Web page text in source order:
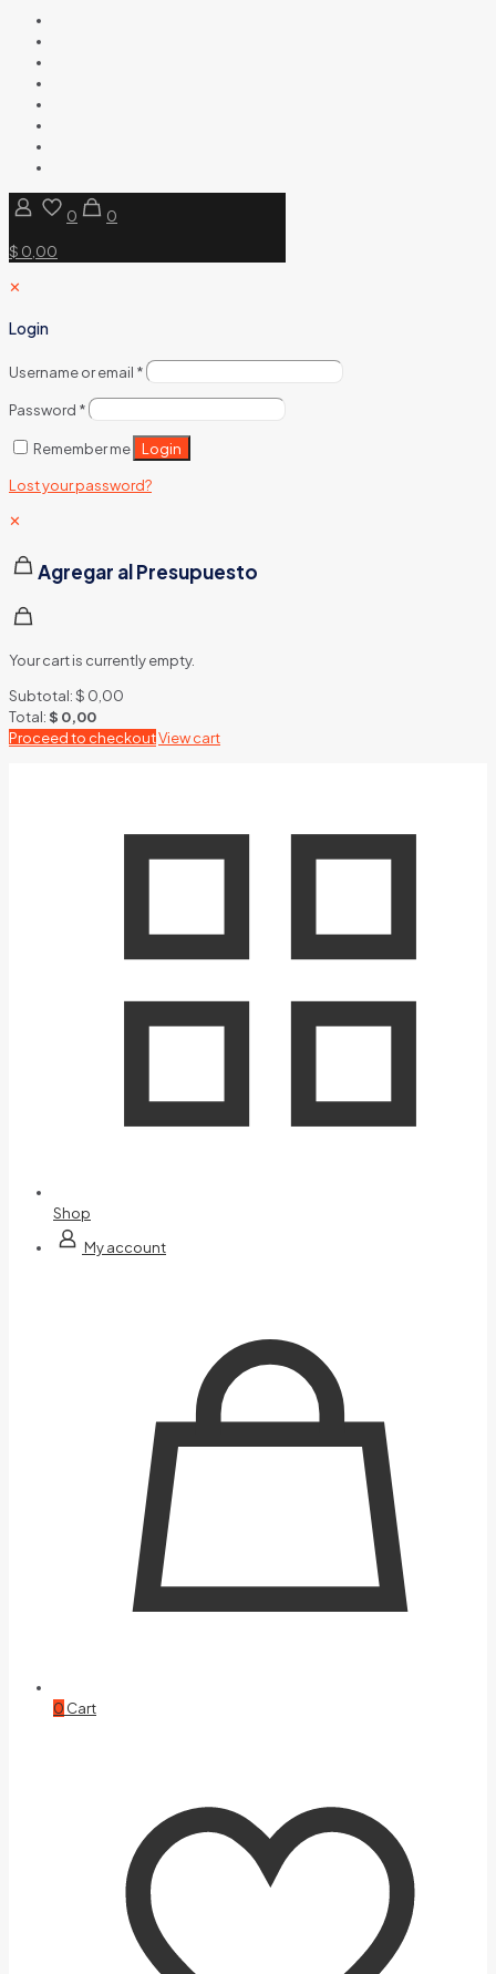
0
0
$ 0,00
✕
Login
Username or email *
Password *
Remember me Login
Lost your password?
✕
Agregar al Presupuesto
Your cart is currently empty.
Subtotal:$ 0,00
Total:$ 0,00
Proceed to checkoutView cart
Shop
My account
0 Cart